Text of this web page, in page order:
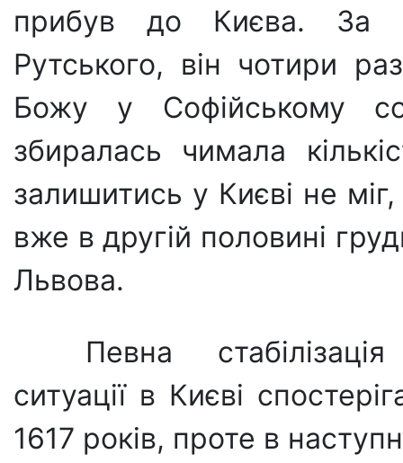
прибув до Києва. За
Рутського, він чотири
Божу у Софійському
збиралась чимала
залишитись у Києві не
вже в другій половині
Львова.
Певна стабілізація
ситуації в Києві
1617 років, проте в